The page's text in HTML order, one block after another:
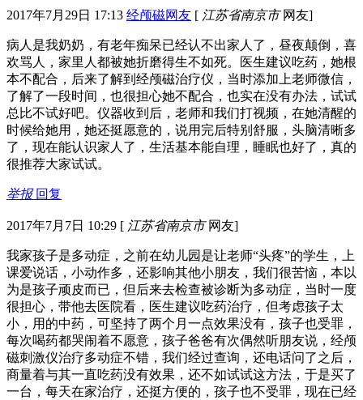
2017年7月29日 17:13 经颅磁网友 [ 江苏省南京市网友]
病人是我奶奶，有老年痴呆已经认不出家人了，昼夜颠倒，喜
欢骂人，家里人都被她折磨得生不如死。医生建议吃药，她根
本不配合，后来了解到经颅磁治疗仪，当时添加上老师微信，
了解了一段时间，也很担心她不配合，也实在没有办法，试试
总比不试好吧。仪器收到后，老师和我们打视频，在她清醒的
时候给她用，她还挺愿意的，说用完后特别舒服，头脑清晰多
了，现在能认识家人了，生活基本能自理，睡眠也好了，真的
很推荐大家试试。
举报 回复
2017年7月7日 10:29 [ 江苏省南京市网友]
我家孩子是多动症，之前在幼儿园是让老师“头疼”的学生，上
课爱说话，小动作多，还影响其他小朋友，我们很苦恼，本以
为是孩子顽皮而已，但后来去检查被诊断为多动症，当时一度
很担心，带他去医院看，医生建议吃药治疗，但考虑孩子太
小，用的中药，可坚持了两个月一点效果没有，孩子也受罪，
每次喝药都哭闹着不愿意，孩子爸爸有次偶然听朋友说，经颅
磁刺激仪治疗多动症不错，我们经过查询，还电话问了之后，
商量着与其一直吃药没有效果，还不如试试这方法，于是买了
一台，每天在家治疗，还挺方便的，孩子也不受罪，现在已经